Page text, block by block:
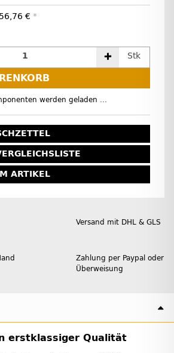
€ *
Stk
werden geladen ...
ARTIKEL
Versand mit DHL & GLS
Zahlung per Paypal oder
Überweisung
erstklassiger Qualität